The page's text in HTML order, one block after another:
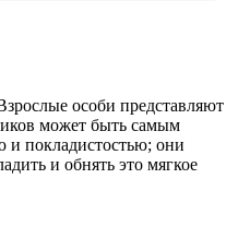
особи представляют
может быть самым
и покладистостью; они
и обнять это мягкое